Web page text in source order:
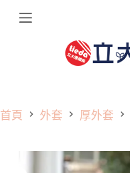
跳
首頁 外套 厚外套